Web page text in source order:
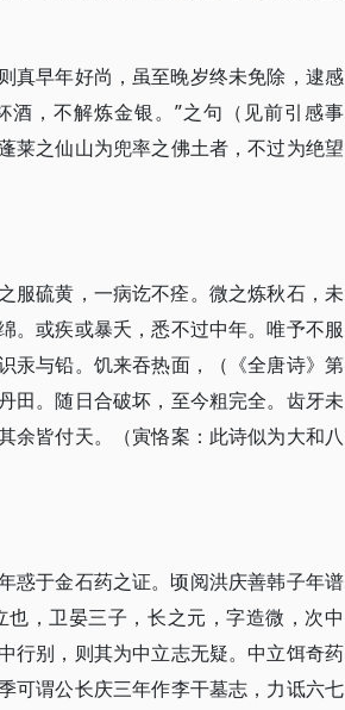
真早年好尚，虽至晚岁终未免除，逮感
，不解炼金银。”之句（见前引感事
莱之仙山为兜率之佛土者，不过为绝望
服硫黄，一病讫不痊。微之炼秋石，未
。或疾或暴夭，悉不过中年。唯予不服
汞与铅。饥来吞热面，（《全唐诗》第
田。随日合破坏，至今粗完全。齿牙未
余皆付天。（寅恪案：此诗似为大和八
惑于金石药之证。顷阅洪庆善韩子年谱
，卫晏三子，长之元，字造微，次中
行别，则其为中立志无疑。中立饵奇药
可谓公长庆三年作李干墓志，力诋六七